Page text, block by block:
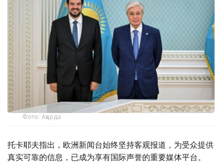
Фото: Ақорда
托卡耶夫指出，欧洲新闻台始终坚持客观报道，为受众提供
真实可靠的信息，已成为享有国际声誉的重要媒体平台。